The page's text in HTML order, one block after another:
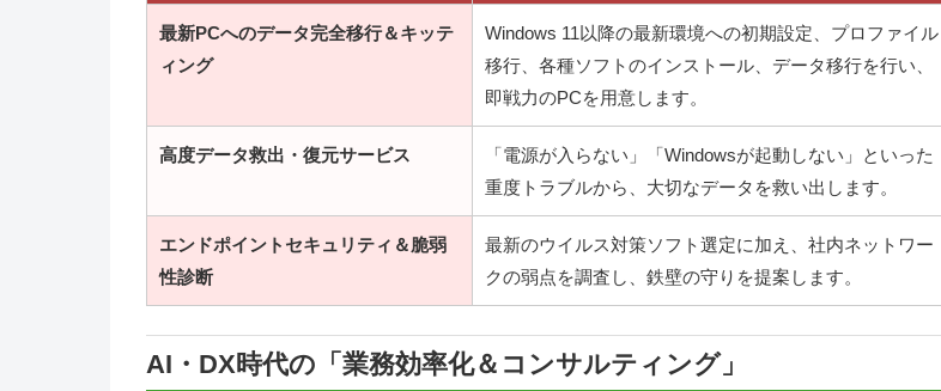
最新PCへのデータ完全移行＆キッテ
ィング
Windows 11以降の最新環境への初期設定、プロファイル
移行、各種ソフトのインストール、データ移行を行い、
即戦力のPCを用意します。
高度データ救出・復元サービス
「電源が入らない」「Windowsが起動しない」といった
重度トラブルから、大切なデータを救い出します。
エンドポイントセキュリティ＆脆弱
性診断
最新のウイルス対策ソフト選定に加え、社内ネットワー
クの弱点を調査し、鉄壁の守りを提案します。
AI・DX時代の「業務効率化＆コンサルティング」